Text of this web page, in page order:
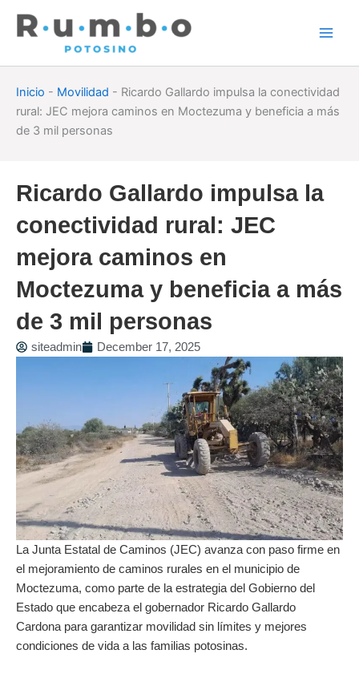
Inicio - Movilidad - Ricardo Gallardo impulsa la conectividad
rural: JEC mejora caminos en Moctezuma y beneficia a más
de 3 mil personas
Ricardo Gallardo impulsa la
conectividad rural: JEC
mejora caminos en
Moctezuma y beneficia a más
de 3 mil personas
siteadmin December 17, 2025
La Junta Estatal de Caminos (JEC) avanza con paso firme en
el mejoramiento de caminos rurales en el municipio de
Moctezuma, como parte de la estrategia del Gobierno del
Estado que encabeza el gobernador Ricardo Gallardo
Cardona para garantizar movilidad sin límites y mejores
condiciones de vida a las familias potosinas.